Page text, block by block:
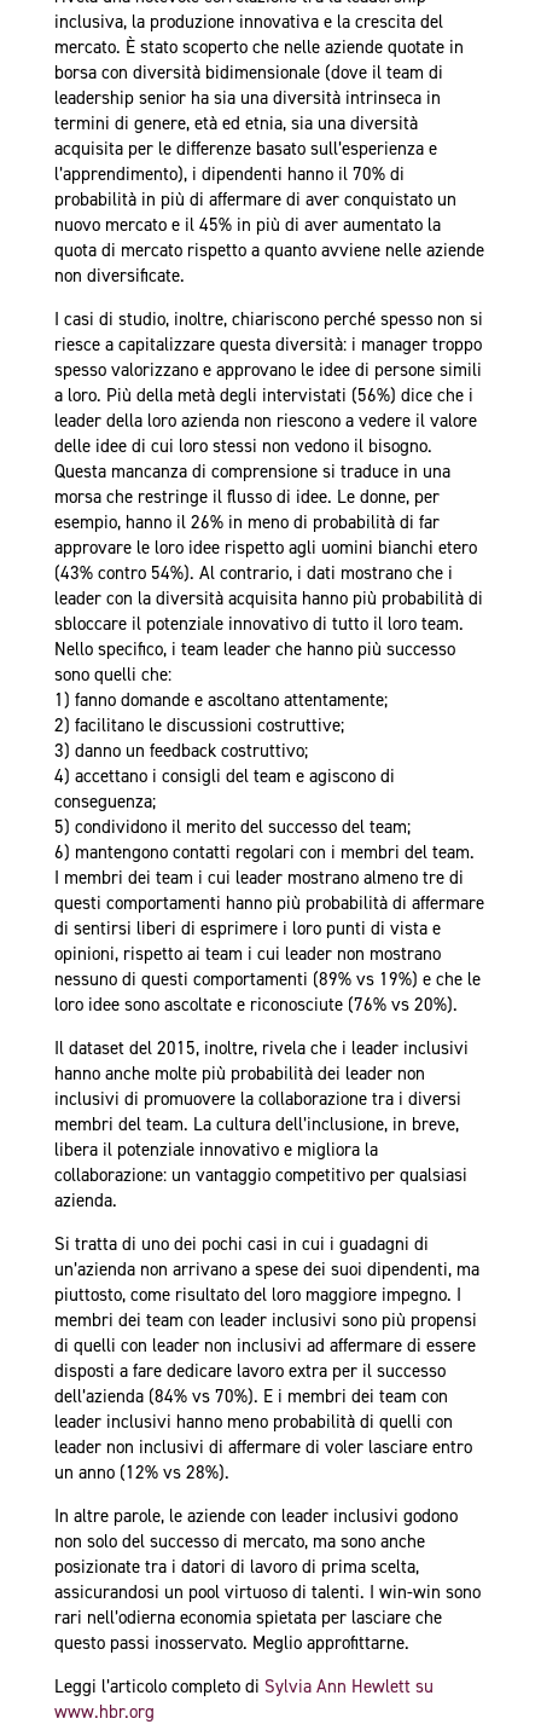
inclusiva, la produzione innovativa e la crescita del
mercato. È stato scoperto che nelle aziende quotate in
borsa con diversità bidimensionale (dove il team di
leadership senior ha sia una diversità intrinseca in
termini di genere, età ed etnia, sia una diversità
acquisita per le differenze basato sull’esperienza e
l’apprendimento), i dipendenti hanno il 70% di
probabilità in più di affermare di aver conquistato un
nuovo mercato e il 45% in più di aver aumentato la
quota di mercato rispetto a quanto avviene nelle aziende
non diversificate.
I casi di studio, inoltre, chiariscono perché spesso non si
riesce a capitalizzare questa diversità: i manager troppo
spesso valorizzano e approvano le idee di persone simili
a loro. Più della metà degli intervistati (56%) dice che i
leader della loro azienda non riescono a vedere il valore
delle idee di cui loro stessi non vedono il bisogno.
Questa mancanza di comprensione si traduce in una
morsa che restringe il flusso di idee. Le donne, per
esempio, hanno il 26% in meno di probabilità di far
approvare le loro idee rispetto agli uomini bianchi etero
(43% contro 54%). Al contrario, i dati mostrano che i
leader con la diversità acquisita hanno più probabilità di
sbloccare il potenziale innovativo di tutto il loro team.
Nello specifico, i team leader che hanno più successo
sono quelli che:
1) fanno domande e ascoltano attentamente;
2) facilitano le discussioni costruttive;
3) danno un feedback costruttivo;
4) accettano i consigli del team e agiscono di
conseguenza;
5) condividono il merito del successo del team;
6) mantengono contatti regolari con i membri del team.
I membri dei team i cui leader mostrano almeno tre di
questi comportamenti hanno più probabilità di affermare
di sentirsi liberi di esprimere i loro punti di vista e
opinioni, rispetto ai team i cui leader non mostrano
nessuno di questi comportamenti (89% vs 19%) e che le
loro idee sono ascoltate e riconosciute (76% vs 20%).
Il dataset del 2015, inoltre, rivela che i leader inclusivi
hanno anche molte più probabilità dei leader non
inclusivi di promuovere la collaborazione tra i diversi
membri del team. La cultura dell’inclusione, in breve,
libera il potenziale innovativo e migliora la
collaborazione: un vantaggio competitivo per qualsiasi
azienda.
Si tratta di uno dei pochi casi in cui i guadagni di
un’azienda non arrivano a spese dei suoi dipendenti, ma
piuttosto, come risultato del loro maggiore impegno. I
membri dei team con leader inclusivi sono più propensi
di quelli con leader non inclusivi ad affermare di essere
disposti a fare dedicare lavoro extra per il successo
dell’azienda (84% vs 70%). E i membri dei team con
leader inclusivi hanno meno probabilità di quelli con
leader non inclusivi di affermare di voler lasciare entro
un anno (12% vs 28%).
In altre parole, le aziende con leader inclusivi godono
non solo del successo di mercato, ma sono anche
posizionate tra i datori di lavoro di prima scelta,
assicurandosi un pool virtuoso di talenti. I win-win sono
rari nell’odierna economia spietata per lasciare che
questo passi inosservato. Meglio approfittarne.
Leggi l’articolo completo di Sylvia Ann Hewlett su
www.hbr.org